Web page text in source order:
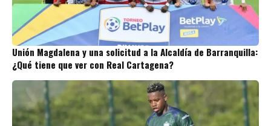
Unión Magdalena y una solicitud a la Alcaldía de Barranquilla:
¿Qué tiene que ver con Real Cartagena?